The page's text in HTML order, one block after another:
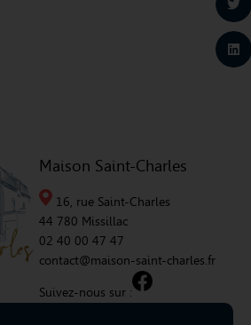
Maison Saint-Charles
16, rue Saint-Charles
44 780 Missillac
02 40 00 47 47
contact@maison-saint-charles.fr
Suivez-nous sur :